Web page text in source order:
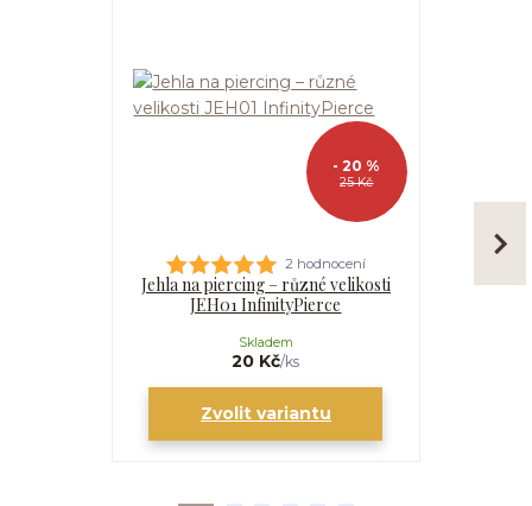
25 Kč
- 20 %
2 hodnocení
Jehla na piercing – různé velikosti
JEH01 InfinityPierce
20 Kč/ks
Skladem
Zvolit variantu